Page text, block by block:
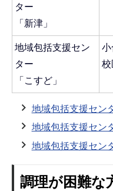
ター
「新津」
地域包括支援セン
ター
「こすど」
小
校
地域包括支援セ
地域包括支援セ
地域包括支援セ
調理が困難な